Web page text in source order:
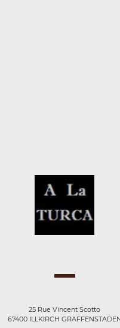
25 Rue Vincent Scotto
67400 ILLKIRCH